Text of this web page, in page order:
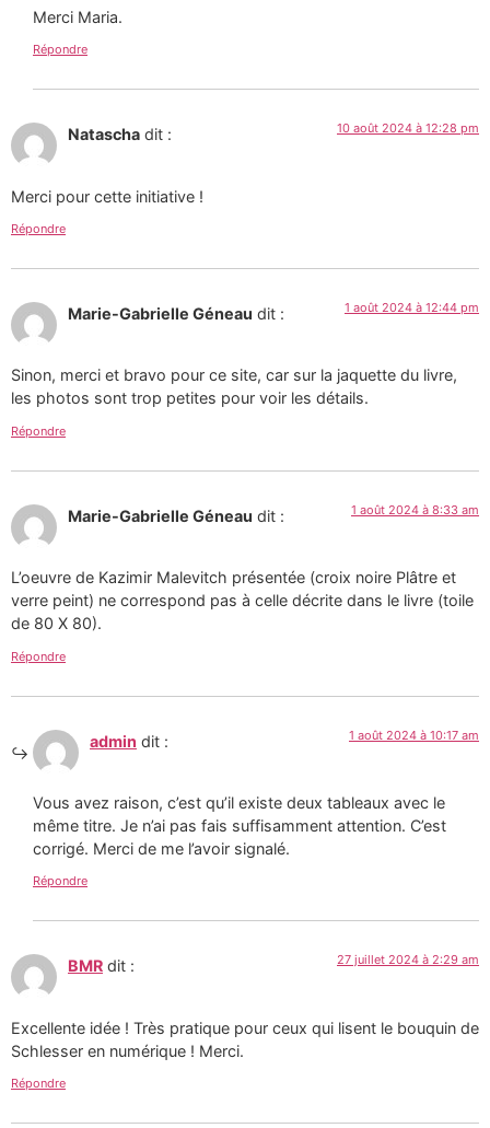
Merci Maria.
Répondre
Natascha dit : 10 août 2024 à 12:28 pm
Merci pour cette initiative !
Répondre
Marie-Gabrielle Géneau dit : 1 août 2024 à 12:44 pm
Sinon, merci et bravo pour ce site, car sur la jaquette du livre,
les photos sont trop petites pour voir les détails.
Répondre
Marie-Gabrielle Géneau dit : 1 août 2024 à 8:33 am
L’oeuvre de Kazimir Malevitch présentée (croix noire Plâtre et
verre peint) ne correspond pas à celle décrite dans le livre (toile
de 80 X 80).
Répondre
admin dit : 1 août 2024 à 10:17 am
Vous avez raison, c’est qu’il existe deux tableaux avec le
même titre. Je n’ai pas fais suffisamment attention. C’est
corrigé. Merci de me l’avoir signalé.
Répondre
BMR dit : 27 juillet 2024 à 2:29 am
Excellente idée ! Très pratique pour ceux qui lisent le bouquin de
Schlesser en numérique ! Merci.
Répondre